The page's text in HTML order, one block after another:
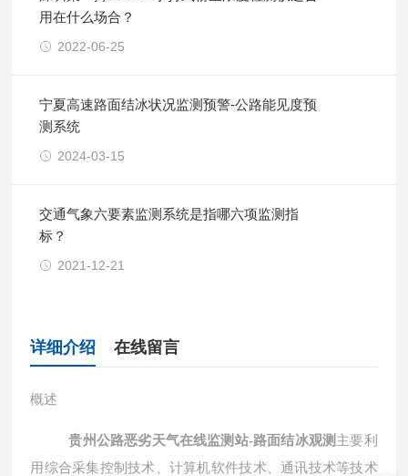
用在什么场合？
2022-06-25
宁夏高速路面结冰状况监测预警-公路能见度预
测系统
2024-03-15
交通气象六要素监测系统是指哪六项监测指
标？
2021-12-21
详细介绍 在线留言
概述
贵州公路恶劣天气在线监测站-路面结冰观测 主要利
用综合采集控制技术、计算机软件技术、通讯技术等技术